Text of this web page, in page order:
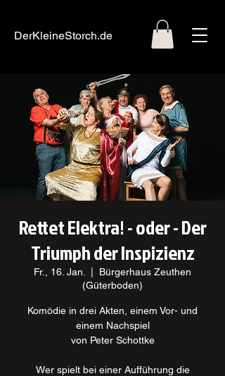
DerKleineStorch.de
Rettet Elektra! - oder - Der
Triumph der Inspizienz
Fr., 16. Jan.
Bürgerhaus Zeuthen
(Güterboden)
Komödie in drei Akten, einem Vor- und
einem Nachspiel
von Peter Schottke
Wer spielt bei einer Aufführung die